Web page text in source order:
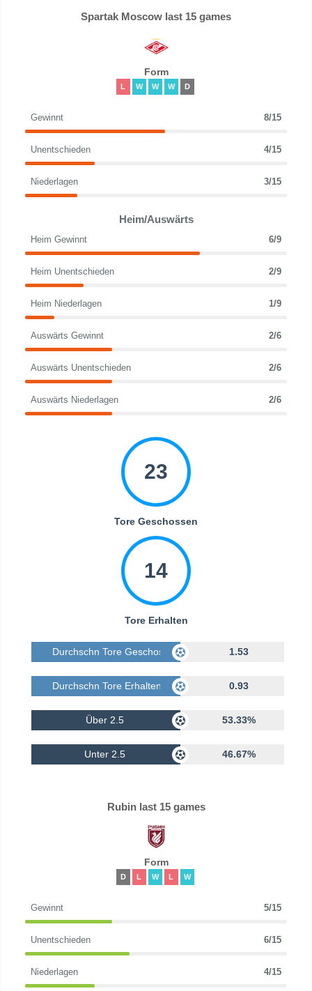
Spartak Moscow last 15 games
Form
L W W W D
Gewinnt 8/15
Unentschieden 4/15
Niederlagen 3/15
Heim/Auswärts
Heim Gewinnt 6/9
Heim Unentschieden 2/9
Heim Niederlagen 1/9
Auswärts Gewinnt 2/6
Auswärts Unentschieden 2/6
Auswärts Niederlagen 2/6
23
Tore Geschossen
14
Tore Erhalten
Durchschn Tore Geschossen 1.53
Durchschn Tore Erhalten 0.93
Über 2.5 53.33%
Unter 2.5 46.67%
Rubin last 15 games
Form
D L W L W
Gewinnt 5/15
Unentschieden 6/15
Niederlagen 4/15